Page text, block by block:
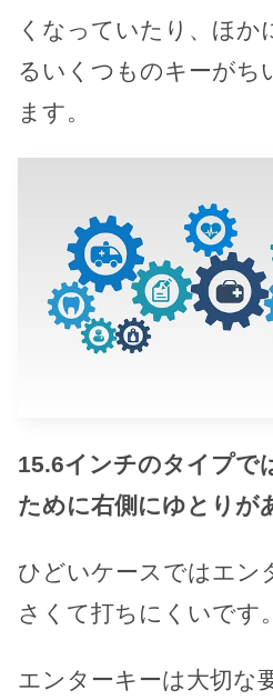
くなっていたり、ほか
るいくつものキーがち
ます。
15.6インチのタイプで
ために右側にゆとりが
ひどいケースではエン
さくて打ちにくいです。
エンターキーは大切な